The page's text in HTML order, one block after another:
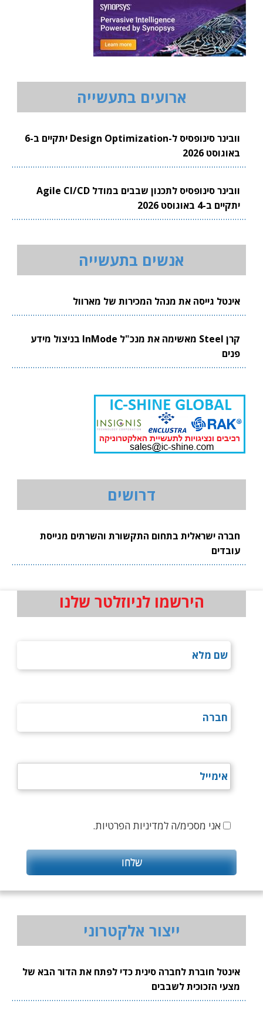
ארועים בתעשייה
וובינר סינופסיס ל-Design Optimization יתקיים ב-6
באוגוסט 2026
וובינר סינופסיס לתכנון שבבים במודל Agile CI/CD
יתקיים ב-4 באוגוסט 2026
אנשים בתעשייה
אינטל גייסה את מנהל המכירות של מארוול
קרן Steel מאשימה את מנכ"ל InMode בניצול מידע
פנים
דרושים
חברה ישראלית בתחום התקשורת והשרתים מגייסת
עובדים
הירשמו לניוזלטר שלנו
אני מסכימ/ה למדיניות הפרטיות.
ייצור אלקטרוני
אינטל חוברת לחברה סינית כדי לפתח את הדור הבא של
מצעי הזכוכית לשבבים